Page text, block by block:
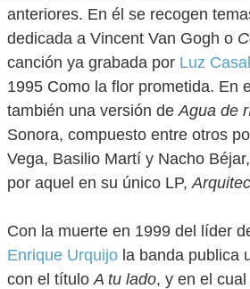
anteriores. En él se recogen
dedicada a Vincent Van Gogh o
canción ya grabada por Luz Casal
1995 Como la flor prometida. En
también una versión deAgua de
Sonora, compuesto entre otros
Vega, Basilio Martí y Nacho
por aquel en su único LP,
Con la muerte en 1999 del líder
Enrique Urquijo la banda publica
con el títuloA tu lado, y en el